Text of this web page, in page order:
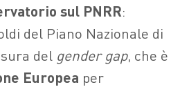
sul PNRR:
del Piano Nazionale di
del gender gap, che è
Europea per